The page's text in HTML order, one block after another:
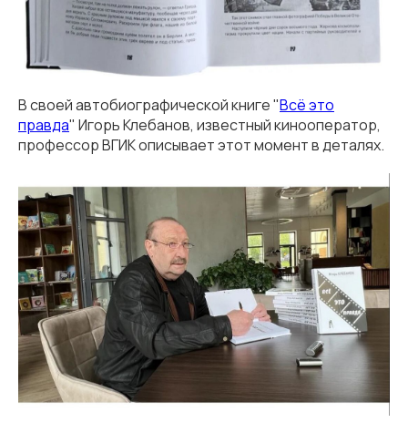
В своей автобиографической книге "Всё это
правда" Игорь Клебанов, известный кинооператор,
профессор ВГИК описывает этот момент в деталях.